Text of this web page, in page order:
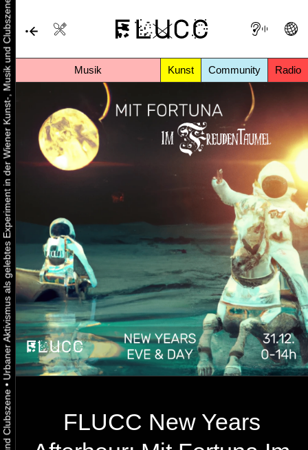
Musik Kunst Community Radio
•
Urbaner Aktivismus als gelebtes Experiment in der Wiener Kunst-, Musik und Clubszene
FLUCC New Years